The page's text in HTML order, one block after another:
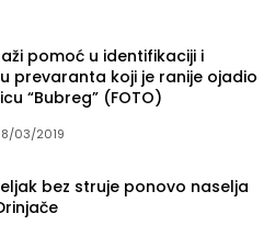
pomoć u identifikaciji i
prevaranta koji je ranije ojadio
“Bubreg” (FOTO)
03/2019
bez struje ponovo naselja